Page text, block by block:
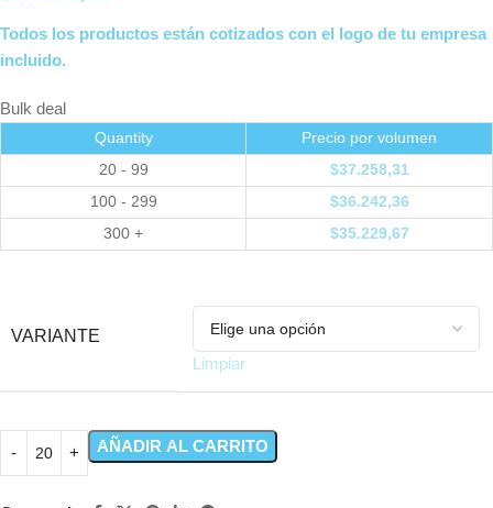
Todos los productos están cotizados con el logo de tu empresa
incluido.
Bulk deal
Quantity
Precio por volumen
20 - 99
$37.258,31
100 - 299
$36.242,36
300 +
$35.229,67
VARIANTE
Limpiar
AÑADIR AL CARRITO